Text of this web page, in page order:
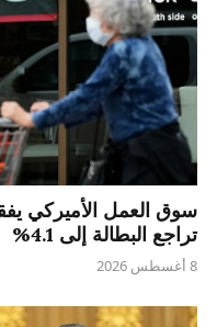
تراجع البطالة إلى 4.1%
8 أغسطس 2026